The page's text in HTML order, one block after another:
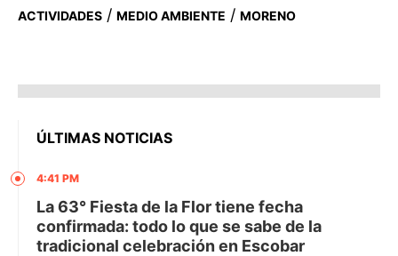
ACTIVIDADES / MEDIO AMBIENTE / MORENO
ÚLTIMAS NOTICIAS
4:41 PM
La 63° Fiesta de la Flor tiene fecha
confirmada: todo lo que se sabe de la
tradicional celebración en Escobar